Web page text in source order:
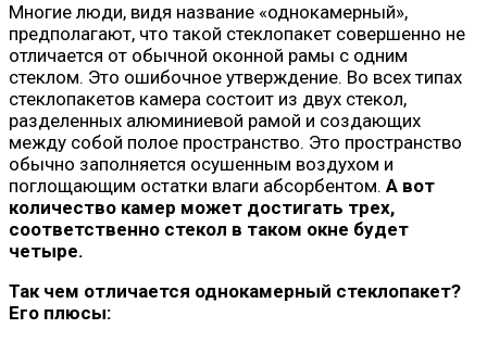
Многие люди, видя название «однокамерный»,
предполагают, что такой стеклопакет совершенно не
отличается от обычной оконной рамы с одним
стеклом. Это ошибочное утверждение. Во всех типах
стеклопакетов камера состоит из двух стекол,
разделенных алюминиевой рамой и создающих
между собой полое пространство. Это пространство
обычно заполняется осушенным воздухом и
поглощающим остатки влаги абсорбентом. А вот
количество камер может достигать трех,
соответственно стекол в таком окне будет
четыре.
Так чем отличается однокамерный стеклопакет?
Его плюсы: